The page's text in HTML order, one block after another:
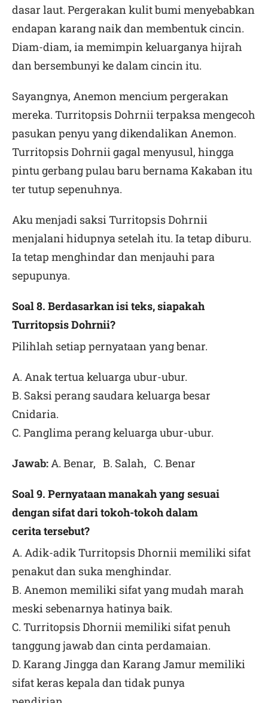
dasar laut. Pergerakan kulit bumi menyebabkan
endapan karang naik dan membentuk cincin.
Diam-diam, ia memimpin keluarganya hijrah
dan bersembunyi ke dalam cincin itu.
Sayangnya, Anemon mencium pergerakan
mereka. Turritopsis Dohrnii terpaksa mengecoh
pasukan penyu yang dikendalikan Anemon.
Turritopsis Dohrnii gagal menyusul, hingga
pintu gerbang pulau baru bernama Kakaban itu
ter tutup sepenuhnya.
Aku menjadi saksi Turritopsis Dohrnii
menjalani hidupnya setelah itu. Ia tetap diburu.
Ia tetap menghindar dan menjauhi para
sepupunya.
Soal 8. Berdasarkan isi teks, siapakah
Turritopsis Dohrnii?
Pilihlah setiap pernyataan yang benar.
A. Anak tertua keluarga ubur-ubur.
B. Saksi perang saudara keluarga besar
Cnidaria.
C. Panglima perang keluarga ubur-ubur.
Jawab:A. Benar, B. Salah, C. Benar
Soal 9. Pernyataan manakah yang sesuai
dengan sifat dari tokoh-tokoh dalam
cerita tersebut?
A. Adik-adik Turritopsis Dhornii memiliki sifat
penakut dan suka menghindar.
B. Anemon memiliki sifat yang mudah marah
meski sebenarnya hatinya baik.
C. Turritopsis Dhornii memiliki sifat penuh
tanggung jawab dan cinta perdamaian.
D. Karang Jingga dan Karang Jamur memiliki
sifat keras kepala dan tidak punya